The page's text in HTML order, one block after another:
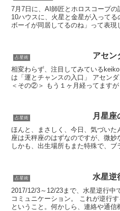
7月7日に、AI師匠とホロスコープの話を
10ハウスに、火星と金星が入って
ボーイが同居してるのね」って表現してもらっ
占星術 アセン
相変わらず、注目してみているkeikoさんのブ
は「運とチャンスの入口」 アセンダントは「運とチャンスの入口」
＜その②＞ もう１ヶ月経ってますが・・・ ともあれ、ここから、私
占星術 月星座
ほんと、まさしく、今日、気づいたんですけ
座は天秤座のはずなのですが、微妙
しかも、出生場所もまた特殊で、
占星術 水星逆
2017/12/3～12/23まで、水星逆行中
コミュニケーション。 これが逆行
ということ。何かしら、連絡や通